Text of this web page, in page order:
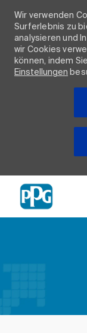
Wir verwenden
Surferlebnis zu
analysieren und
wir Cookies
können, indem
Einstellungen